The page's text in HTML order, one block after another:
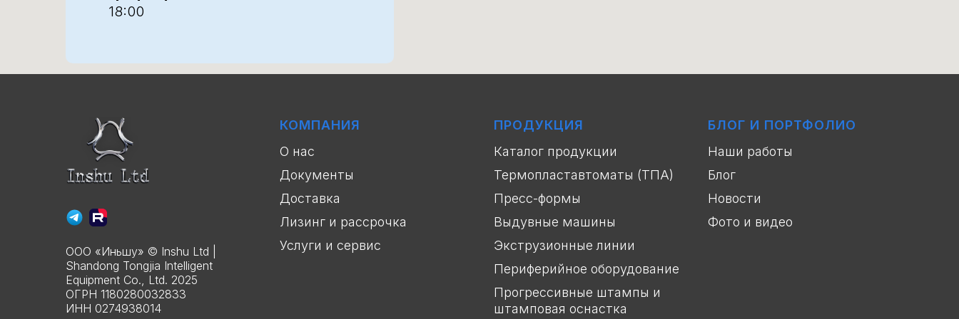
18:00
ООО «Иньшу» © Inshu Ltd |
Shandong Tongjia Intelligent
Equipment Co., Ltd. 2025
ОГРН 1180280032833
ИНН 0274938014
КОМПАНИЯ
О нас
Документы
Доставка
Лизинг и рассрочка
Услуги и сервис
ПРОДУКЦИЯ
Каталог продукции
Термопластавтоматы (ТПА)
Пресс-формы
Выдувные машины
Экструзионные линии
Периферийное оборудование
Прогрессивные штампы и
штамповая оснастка
БЛОГ И ПОРТФОЛИО
Наши работы
Блог
Новости
Фото и видео